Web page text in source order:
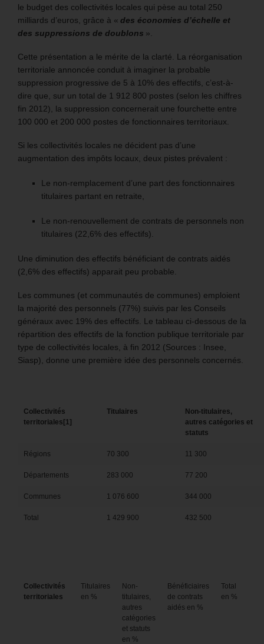
le budget des collectivités locales qui pèse au total 250
milliards d’euros, grâce à « des économies d’échelle et
des suppressions de doublons ».
Cette présentation a le mérite de la clarté. La réorganisation
territoriale annoncée conduit à imaginer la probable
suppression progressive de 5 à 10% des effectifs, c’est-à-
dire que, sur un total de 1 912 800 postes (selon les chiffres
fin 2012), la suppression concernerait une fourchette entre
100 000 et 200 000 postes de fonctionnaires territoriaux.
Si les collectivités locales ne décident pas d’une
augmentation des impôts locaux, deux pistes prévalent :
Le non-remplacement d’une part des fonctionnaires
titulaires partant en retraite,
Le non-renouvellement de contrats de personnels non
titulaires (22,6% des effectifs).
Une diminution des effectifs bénéficiant de contrats aidés
(2,6% des effectifs) apparait peu probable.
Les communes (et communautés de communes) emploient
la majorité des personnels (77%) suivis par les Conseils
généraux avec 19% des effectifs. Le tableau ci-dessous de la
répartition des effectifs de la fonction publique territoriale par
type de collectivités locales, à fin 2012 (Sources : Insee,
Siasp), donne une première idée des personnels concernés.
Collectivités
territoriales[1]
Titulaires
Non-titulaires,
autres catégories et
statuts
Régions 70 300 11 300
Départements 283 000 77 200
Communes 1 076 600 344 000
Total 1 429 900 432 500
Collectivités
territoriales
Titulaires
en %
Non-
titulaires,
autres
catégories
et statuts
en %
Bénéficiaires
de contrats
aidés en %
Total
en %